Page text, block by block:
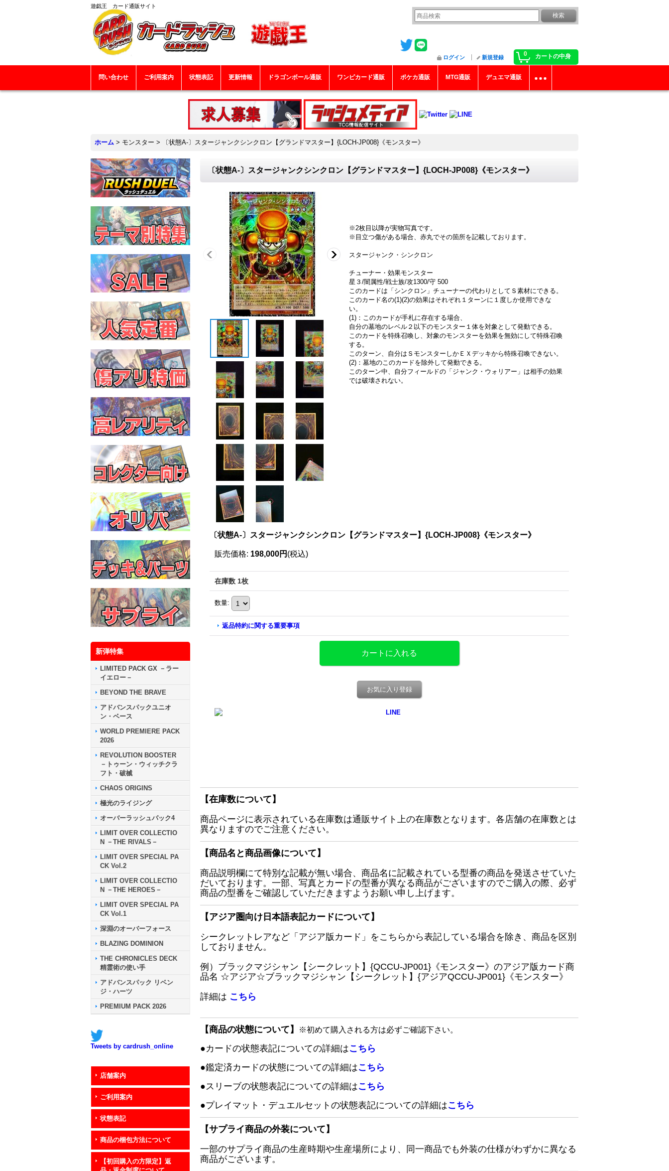
遊戯王 カード通販サイト
0 カートの中身
ログイン 新規登録
問い合わせ ご利用案内 状態表記 更新情報 ドラゴンボール通販 ワンピカード通販 ポケカ通販 MTG通販 デュエマ通販
ホーム > モンスター > 〔状態A-〕スタージャンクシンクロン【グランドマスター】{LOCH-JP008}《モンスター》
新弾特集
LIMITED PACK GX －ラー
イエロー－
BEYOND THE BRAVE
アドバンスパックユニオ
ン・ベース
WORLD PREMIERE PACK
2026
REVOLUTION BOOSTER
－トゥーン・ウィッチクラ
フト・破械
CHAOS ORIGINS
極光のライジング
オーバーラッシュパック4
LIMIT OVER COLLECTIO
N －THE RIVALS－
LIMIT OVER SPECIAL PA
CK Vol.2
LIMIT OVER COLLECTIO
N －THE HEROES－
LIMIT OVER SPECIAL PA
CK Vol.1
深淵のオーバーフォース
BLAZING DOMINION
THE CHRONICLES DECK
精霊術の使い手
アドバンスパック リベン
ジ・ハーツ
PREMIUM PACK 2026
Tweets by cardrush_online
店舗案内
ご利用案内
状態表記
商品の梱包方法について
【初回購入の方限定】返
〔状態A-〕スタージャンクシンクロン【グランドマスター】{LOCH-JP008}《モンスター》
※2枚目以降が実物写真です。
※目立つ傷がある場合、赤丸でその箇所を記載しております。
スタージャンク・シンクロン
チューナー・効果モンスター
星３/闇属性/戦士族/攻1300/守 500
このカードは「シンクロン」チューナーの代わりとしてＳ素材にできる。
このカード名の(1)(2)の効果はそれぞれ１ターンに１度しか使用できな
い。
(1)：このカードが手札に存在する場合、
自分の墓地のレベル２以下のモンスター１体を対象として発動できる。
このカードを特殊召喚し、対象のモンスターを効果を無効にして特殊召喚
する。
このターン、自分はＳモンスターしかＥＸデッキから特殊召喚できない。
(2)：墓地のこのカードを除外して発動できる。
このターン中、自分フィールドの「ジャンク・ウォリアー」は相手の効果
では破壊されない。
〔状態A-〕スタージャンクシンクロン【グランドマスター】{LOCH-JP008}《モンスター》
販売価格: 198,000円 (税込)
在庫数 1枚
数量:
返品特約に関する重要事項
お気に入り登録
【在庫数について】
商品ページに表示されている在庫数は通販サイト上の在庫数となります。各店舗の在庫数とは
異なりますのでご注意ください。
【商品名と商品画像について】
商品説明欄にて特別な記載が無い場合、商品名に記載されている型番の商品を発送させていた
だいております。一部、写真とカードの型番が異なる商品がございますのでご購入の際、必ず
商品の型番をご確認していただきますようお願い申し上げます。
【アジア圏向け日本語表記カードについて】
シークレットレアなど「アジア版カード」をこちらから表記している場合を除き、商品を区別
しておりません。
例）ブラックマジシャン【シークレット】{QCCU-JP001}《モンスター》のアジア版カード商
品名 ☆アジア☆ブラックマジシャン【シークレット】{アジアQCCU-JP001}《モンスター》
詳細は こちら
【商品の状態について】 ※初めて購入される方は必ずご確認下さい。
●カードの状態表記についての詳細はこちら
●鑑定済カードの状態についての詳細はこちら
●スリーブの状態表記についての詳細はこちら
●プレイマット・デュエルセットの状態表記についての詳細はこちら
【サプライ商品の外装について】
一部のサプライ商品の生産時期や生産場所により、同一商品でも外装の仕様がわずかに異なる
商品がございます。